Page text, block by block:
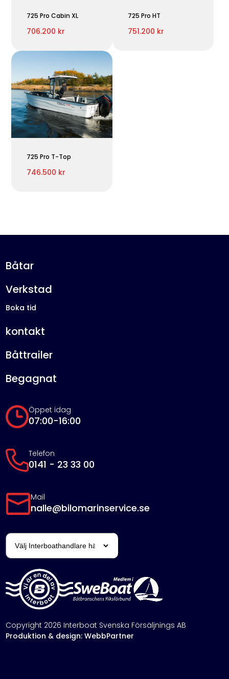
725 Pro Cabin XL
706.200 kr
725 Pro HT
751.200 kr
725 Pro T-Top
746.500 kr
Öppet idag
07:00-16:00
Telefon
0141 - 23 33 00
Mail
nalle@bilomarinservice.se
Båtar
Verkstad
Boka tid
kontakt
Båttrailer
Begagnat
Copyright 2026 Interboat Svenska Försäljnings AB
Produktion & design: WebbPartner